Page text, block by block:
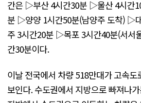
간은 ▷부산 4시간30분 ▷울산 4시간
분 ▷양양 1시간50분(남양주 도착) ▷
주 3시간20분 ▷목포 3시간40분(서서
간30분이다.
이날 전국에서 차량 518만대가 고속
보인다. 수도권에서 지방으로 빠져나